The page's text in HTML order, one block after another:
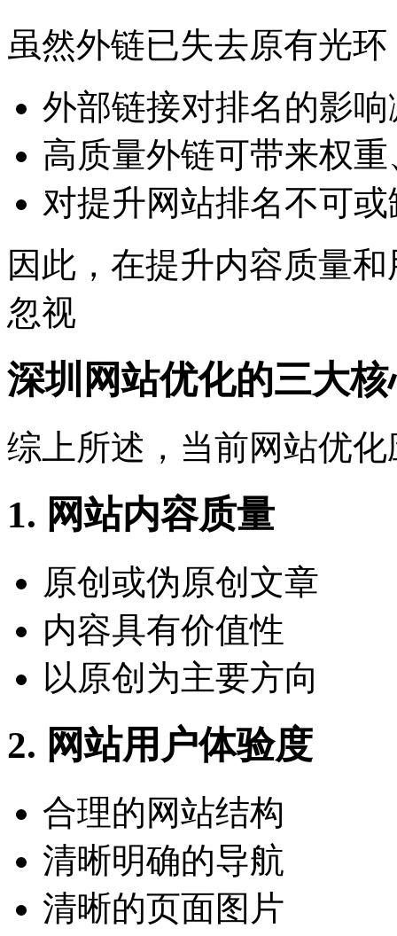
虽然外链已失去原有光
外部链接对排名的影
高质量外链可带来权
对提升网站排名不可或
因此，在提升内容质量
忽视
深圳网站优化的三大
综上所述，当前网站优
1. 网站内容质量
原创或伪原创文章
内容具有价值性
以原创为主要方向
2. 网站用户体验度
合理的网站结构
清晰明确的导航
清晰的页面图片